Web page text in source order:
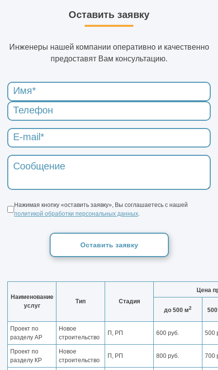
Оставить заявку
Инженеры нашей компании оперативно и качественно
предоставят Вам консультацию.
Нажимая кнопку «оставить заявку», Вы соглашаетесь с нашей
политикой обработки персональных данных
Оставить заявку
Наименование
услуг
Тип Стадия
Цена
до 500 м2
Проект по
разделу АР
Новое
строительство
П, РП 600 руб. 500
Проект по
разделу КР
Новое
строительство
П, РП 800 руб. 700